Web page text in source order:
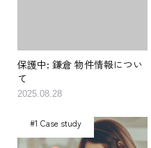
保護中: 鎌倉 物件情報につい
て
#1 Case study